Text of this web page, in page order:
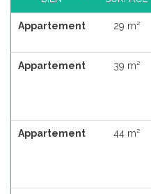
Appartement 29 m²
Appartement 39 m²
Appartement 44 m²